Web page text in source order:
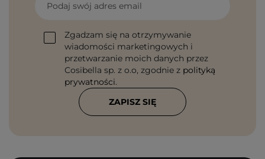
Podaj swój adres email
Zgadzam się na otrzymywanie
wiadomości marketingowych i
przetwarzanie moich danych przez
Cosibella sp. z o.o, zgodnie z polityką
prywatności.
ZAPISZ SIĘ